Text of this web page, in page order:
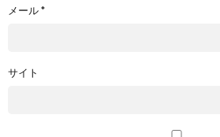
メール*
サイト